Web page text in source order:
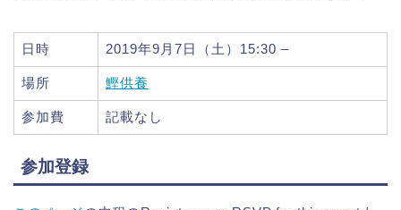
日時 2019年9月7日（土）15:30 –
場所 鰹供養
参加費 記載なし
参加登録